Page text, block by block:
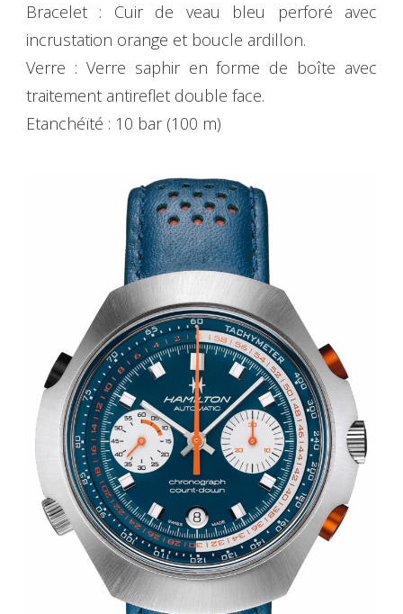
Bracelet : Cuir de veau bleu perforé avec
incrustation orange et boucle ardillon.
Verre : Verre saphir en forme de boîte avec
traitement antireflet double face.
Etanchéïté : 10 bar (100 m)